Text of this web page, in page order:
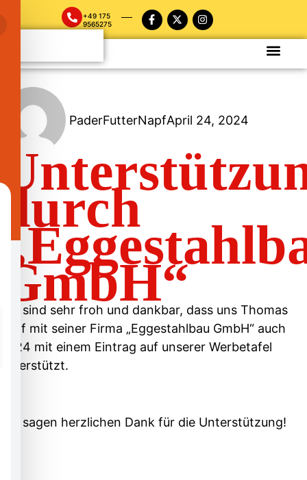
+49 175
9565275
PaderFutterNapfApril 24, 2024
durch
GmbH“
Wir sind sehr froh und dankbar, dass uns Thomas
Wolf mit seiner Firma „Eggestahlbau GmbH“ auch
2024 mit einem Eintrag auf unserer Werbetafel
unterstützt.
Wir sagen herzlichen Dank für die Unterstützung!